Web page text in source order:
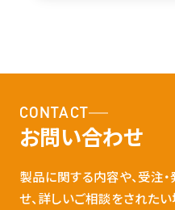
CONTACT
お問い合わせ
製品に関する内容や、受注
せ、詳しいご相談をされた